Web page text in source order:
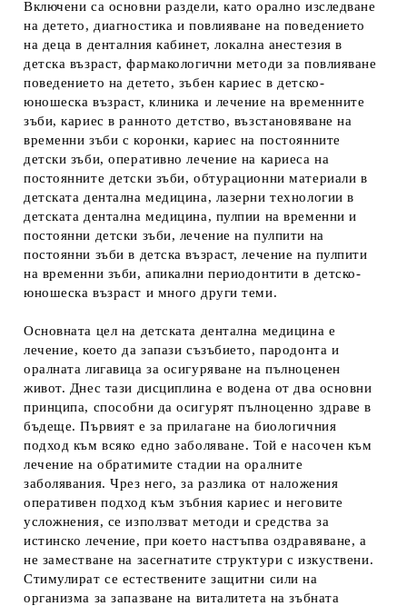
Включени са основни раздели, като орално изследване
на детето, диагностика и повлияване на поведението
на деца в денталния кабинет, локална анестезия в
детска възраст, фармакологични методи за повлияване
поведението на детето, зъбен кариес в детско-
юношеска възраст, клиника и лечение на временните
зъби, кариес в ранното детство, възстановяване на
временни зъби с коронки, кариес на постоянните
детски зъби, оперативно лечение на кариеса на
постоянните детски зъби, обтурационни материали в
детската дентална медицина, лазерни технологии в
детската дентална медицина, пулпии на временни и
постоянни детски зъби, лечение на пулпити на
постоянни зъби в детска възраст, лечение на пулпити
на временни зъби, апикални периодонтити в детско-
юношеска възраст и много други теми.
Основната цел на детската дентална медицина е
лечение, което да запази съзъбието, пародонта и
оралната лигавица за осигуряване на пълноценен
живот. Днес тази дисциплина е водена от два основни
принципа, способни да осигурят пълноценно здраве в
бъдеще. Първият е за прилагане на биологичния
подход към всяко едно заболяване. Той е насочен към
лечение на обратимите стадии на оралните
заболявания. Чрез него, за разлика от наложения
оперативен подход към зъбния кариес и неговите
усложнения, се използват методи и средства за
истинско лечение, при което настъпва оздравяване, а
не заместване на засегнатите структури с изкуствени.
Стимулират се естествените защитни сили на
организма за запазване на виталитета на зъбната